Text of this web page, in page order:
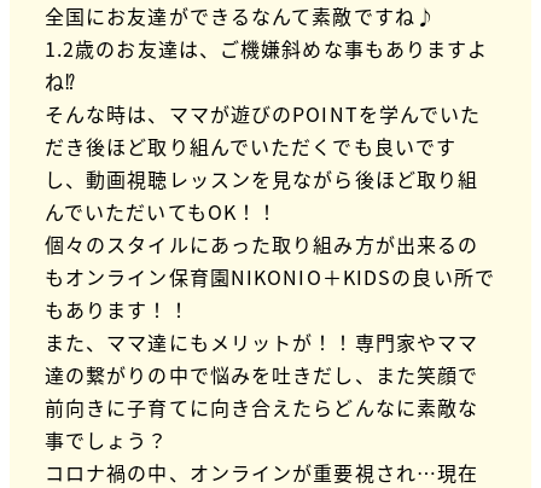
全国にお友達ができるなんて素敵ですね♪
1.2歳のお友達は、ご機嫌斜めな事もありますよ
ね⁉
そんな時は、ママが遊びのPOINTを学んでいた
だき後ほど取り組んでいただくでも良いです
し、動画視聴レッスンを見ながら後ほど取り組
んでいただいてもOK！！
個々のスタイルにあった取り組み方が出来るの
もオンライン保育園NIKONIO＋KIDSの良い所で
もあります！！
また、ママ達にもメリットが！！専門家やママ
達の繋がりの中で悩みを吐きだし、また笑顔で
前向きに子育てに向き合えたらどんなに素敵な
事でしょう？
コロナ禍の中、オンラインが重要視され…現在